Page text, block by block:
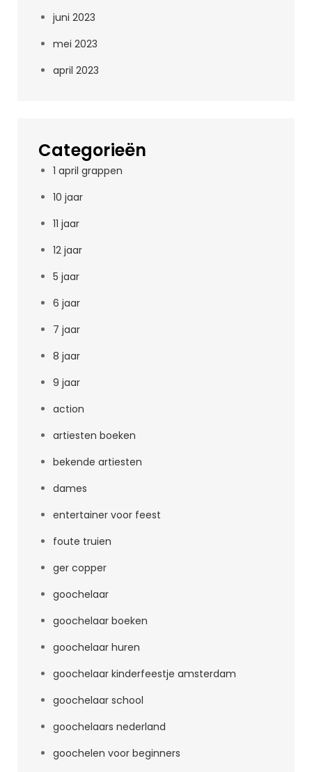
juni 2023
mei 2023
april 2023
Categorieën
1 april grappen
10 jaar
11 jaar
12 jaar
5 jaar
6 jaar
7 jaar
8 jaar
9 jaar
action
artiesten boeken
bekende artiesten
dames
entertainer voor feest
foute truien
ger copper
goochelaar
goochelaar boeken
goochelaar huren
goochelaar kinderfeestje amsterdam
goochelaar school
goochelaars nederland
goochelen voor beginners